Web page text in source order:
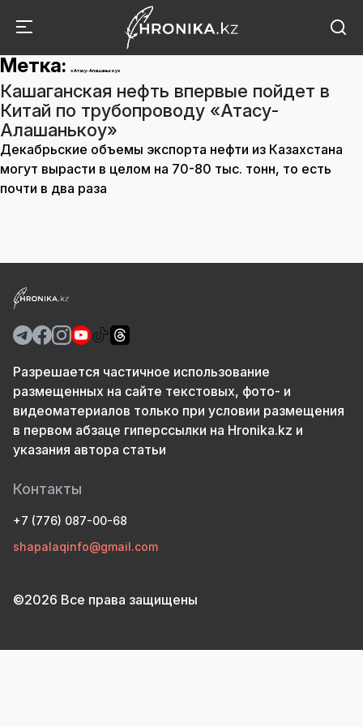
Метка: «Атасу-Алашанькоу»
Кашаганская нефть впервые пойдет в
Китай по трубопроводу «Атасу-
Алашанькоу»
Декабрьские объемы экспорта нефти из Казахстана
могут вырасти в целом на 70-80 тыс. тонн, то есть
почти в два раза
Разрешается частичное использование
размещенных на сайте текстовых, фото- и
видеоматериалов только при условии размещения
в первом абзаце гиперссылки на Hronika.kz и
указания автора статьи
Контакты
+7 (776) 087-00-68
shapalaqinfo@gmail.com
©2026 Все права защищены